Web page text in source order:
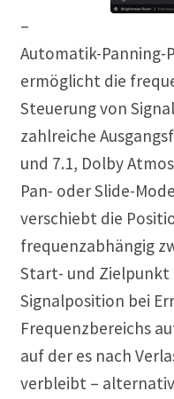
–
Automatik-Panning-
ermöglicht die
Steuerung von
zahlreiche
und 7.1, Dolby
Pan- oder Slide-
verschiebt die
frequenzabhängig
Start- und Zielpunkt
Signalposition bei
Frequenzbereichs
auf der es nach
verbleibt –